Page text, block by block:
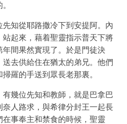
知從耶路撒冷下到安提阿。內
起來，藉着聖靈指示普天下將
間果然實現了。於是門徒決
去供給住在猶太的弟兄。他們
羅的手送到眾長老那裏。
幾位先知和教師，就是巴拿巴
人路求，與希律分封王一起長
事奉主和禁食的時候，聖靈